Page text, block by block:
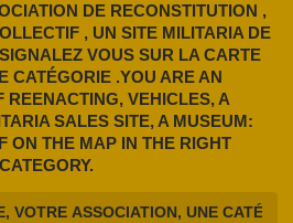
DE RECONSTITUTION ,
, UN SITE MILITARIA DE
VOUS SUR LA CARTE
CATÉGORIE .YOU ARE AN
REENACTING, VEHICLES, A
SALES SITE, A MUSEUM:
ON THE MAP IN THE RIGHT
CATEGORY.